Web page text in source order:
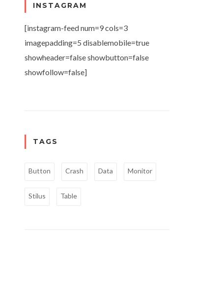
INSTAGRAM
[instagram-feed num=9 cols=3
imagepadding=5 disablemobile=true
showheader=false showbutton=false
showfollow=false]
TAGS
Button Crash Data Monitor
Stilus Table